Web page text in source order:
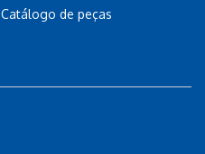
Catálogo de peças